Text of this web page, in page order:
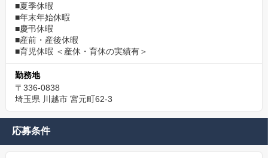
■夏季休暇
■年末年始休暇
■慶弔休暇
■産前・産後休暇
■育児休暇 ＜産休・育休の実績有＞
勤務地
〒336-0838
埼玉県 川越市 宮元町62-3
応募条件